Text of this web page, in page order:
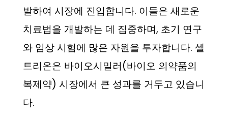
발하여 시장에 진입합니다. 이들은 새로운
치료법을 개발하는 데 집중하며, 초기 연구
와 임상 시험에 많은 자원을 투자합니다. 셀
트리온은 바이오시밀러(바이오 의약품의
복제약) 시장에서 큰 성과를 거두고 있습니
다.